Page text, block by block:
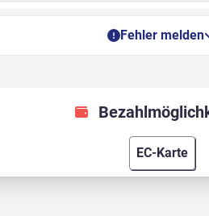
Fehler melden
EC-Karte